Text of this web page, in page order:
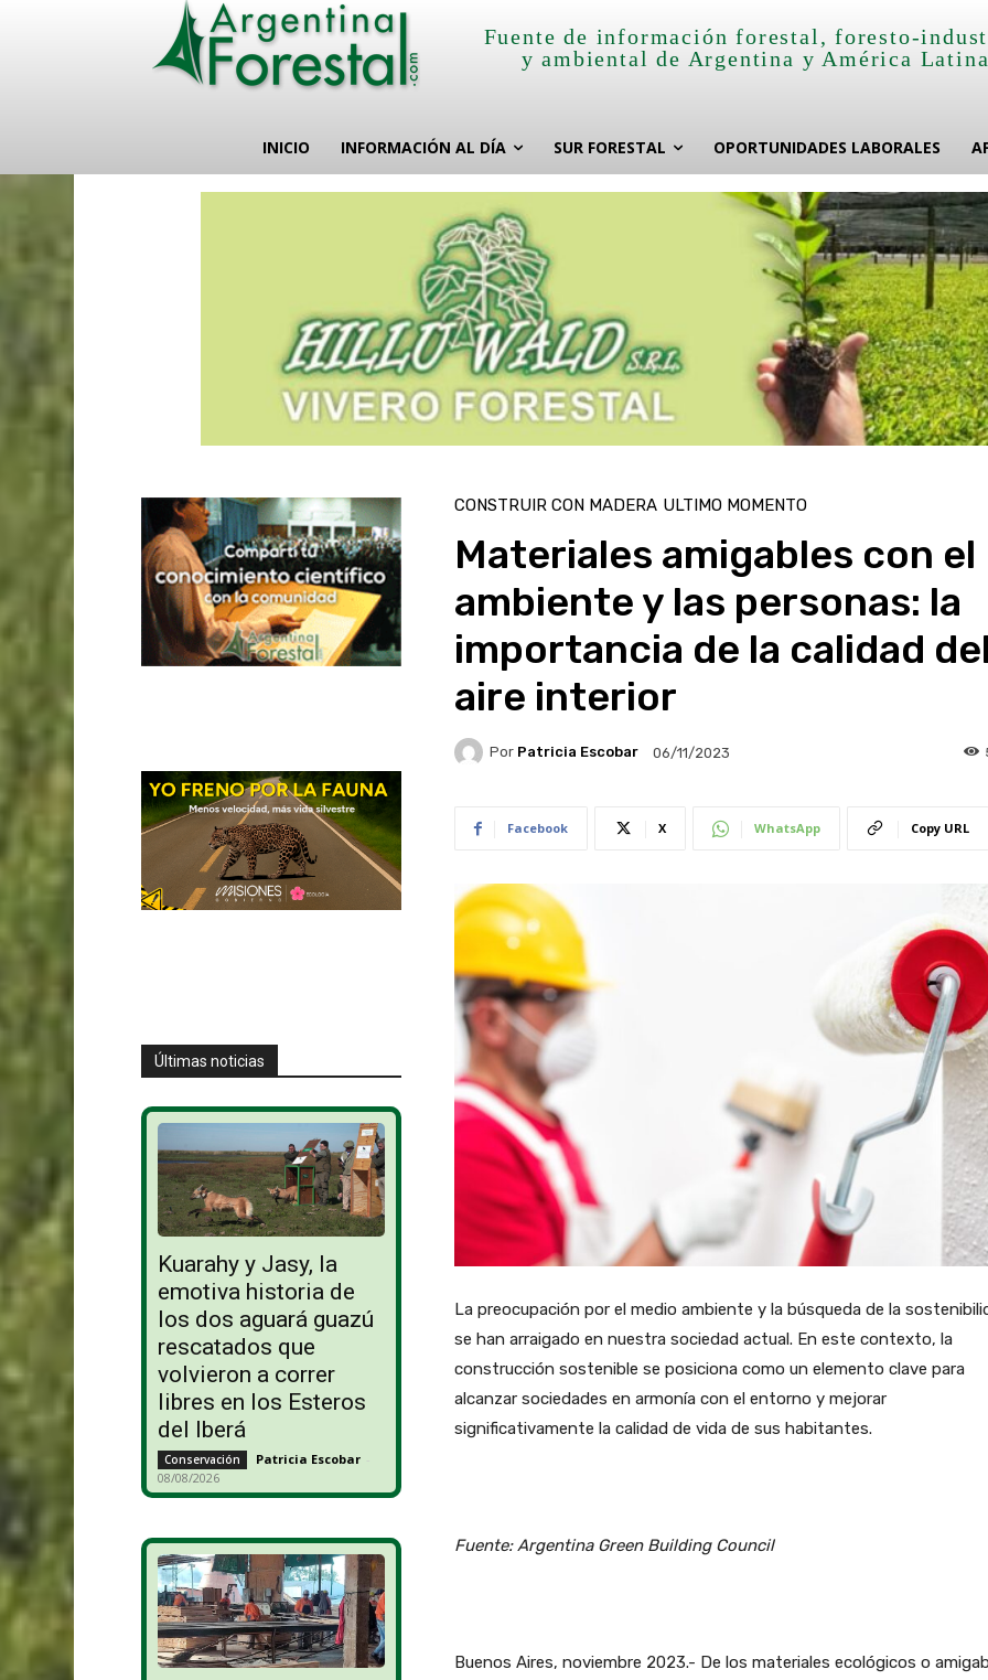
Fuente de información forestal, foresto-
y ambiental de Argentina y América
INICIO INFORMACIÓN AL DÍA SUR FORESTAL OPORTUNIDADES LABORALES
Últimas noticias
Kuarahy y Jasy, la
emotiva historia de
los dos aguará guazú
rescatados que
volvieron a correr
libres en los Esteros
del Iberá
Conservación Patricia Escobar -
08/08/2026
CONSTRUIR CON MADERA ULTIMO MOMENTO
Materiales amigables con el
ambiente y las personas: la
importancia de la calidad
aire interior
Por Patricia Escobar 06/11/2023
Facebook X WhatsApp Copy URL
La preocupación por el medio ambiente y la búsqueda de la
se han arraigado en nuestra sociedad actual. En este contexto, la
construcción sostenible se posiciona como un elemento clave para
alcanzar sociedades en armonía con el entorno y mejorar
significativamente la calidad de vida de sus habitantes.
Fuente: Argentina Green Building Council
Buenos Aires, noviembre 2023.- De los materiales ecológicos o